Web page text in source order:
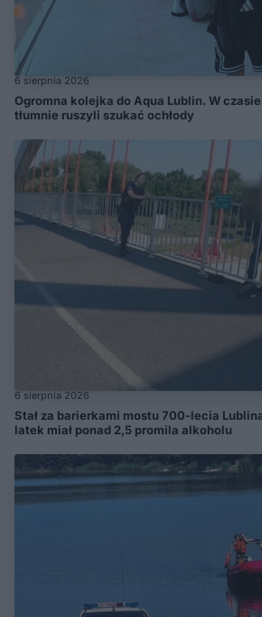
6 sierpnia 2026
Ogromna kolejka do Aqua Lublin. W
tłumnie ruszyli szukać ochłody
6 sierpnia 2026
Stał za barierkami mostu 700-lecia
latek miał ponad 2,5 promila alkoholu